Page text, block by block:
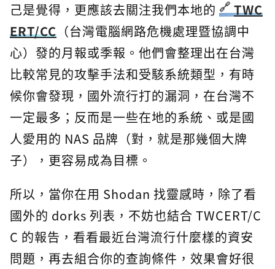
己是覺得，更應該去關注我們本地的
TWC
ERT/CC （台灣電腦網路危機處理暨協調中
心）發的月報或季報。他們會整理出在台灣
比較常見的攻擊手法和受駭系統類型，有時
候你會發現，國外流行打的漏洞，在台灣不
一定最多；反而是一些在地的系統、或是國
人愛用的 NAS 品牌（對，就是那幾個大牌
子），更容易成為目標。
所以，當你在用 Shodan 找靈感時，除了看
國外的 dorks 列表，不妨也結合 TWCERT/C
C 的報告，看看最近台灣流行什麼樣的資安
問題，再去組合你的查詢條件，效果會好很